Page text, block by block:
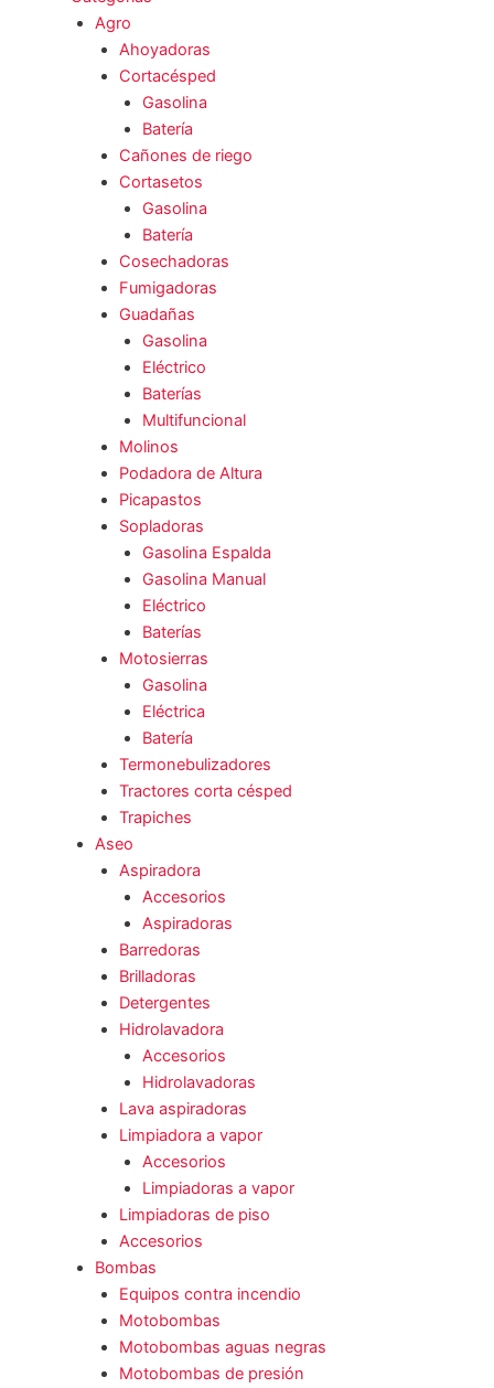
Agro
Ahoyadoras
Cortacésped
Gasolina
Batería
Cañones de riego
Cortasetos
Gasolina
Batería
Cosechadoras
Fumigadoras
Guadañas
Gasolina
Eléctrico
Baterías
Multifuncional
Molinos
Podadora de Altura
Picapastos
Sopladoras
Gasolina Espalda
Gasolina Manual
Eléctrico
Baterías
Motosierras
Gasolina
Eléctrica
Batería
Termonebulizadores
Tractores corta césped
Trapiches
Aseo
Aspiradora
Accesorios
Aspiradoras
Barredoras
Brilladoras
Detergentes
Hidrolavadora
Accesorios
Hidrolavadoras
Lava aspiradoras
Limpiadora a vapor
Accesorios
Limpiadoras a vapor
Limpiadoras de piso
Accesorios
Bombas
Equipos contra incendio
Motobombas
Motobombas aguas negras
Motobombas de presión